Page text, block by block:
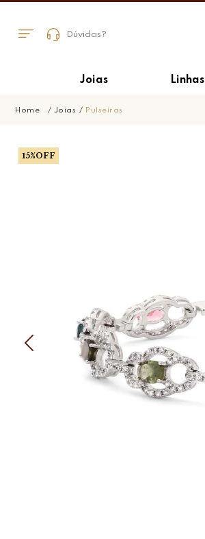
Dúvidas?
Joias Linhas
Joias Pulseiras
15%OFF